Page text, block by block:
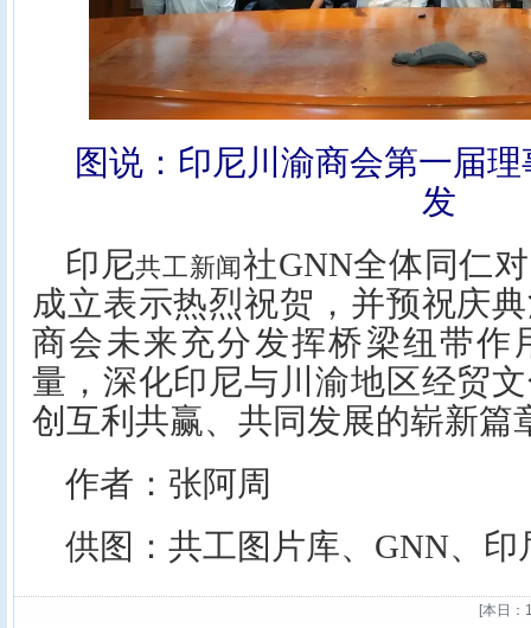
图说：印尼川渝商会第一届
发
印尼共工新闻社GNN全体同仁
成立表示热烈祝贺，并预祝庆
商会未来充分发挥桥梁纽带作
量，深化印尼与川渝地区经贸
创互利共赢、共同发展的崭新篇
作者：张阿周
供图：共工图片库、GNN、印
[本日：